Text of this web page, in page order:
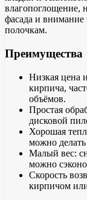
влагопоглощение,
фасада и
полочкам.
Преимущества
Низкая цена
кирпича,
объёмов.
Простая
дисковой
Хорошая
можно
Малый вес:
можно
Скорость
кирпичом